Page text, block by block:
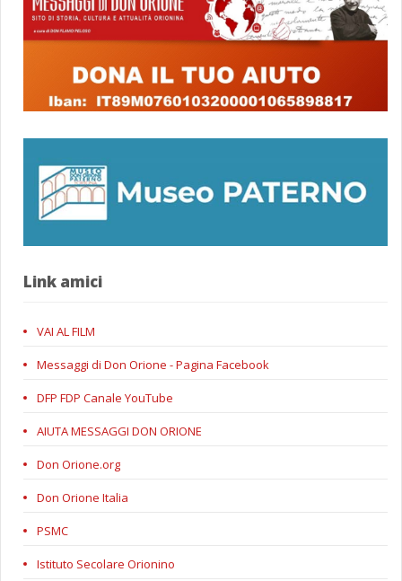
Link amici
VAI AL FILM
Messaggi di Don Orione - Pagina Facebook
DFP FDP Canale YouTube
AIUTA MESSAGGI DON ORIONE
Don Orione.org
Don Orione Italia
PSMC
Istituto Secolare Orionino